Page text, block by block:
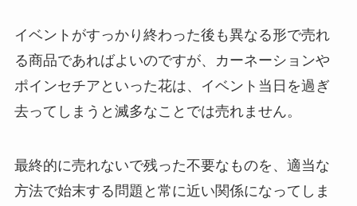
イベントがすっかり終わった後も異なる形で売れ
る商品であればよいのですが、カーネーションや
ポインセチアといった花は、イベント当日を過ぎ
去ってしまうと滅多なことでは売れません。
最終的に売れないで残った不要なものを、適当な
方法で始末する問題と常に近い関係になってしま